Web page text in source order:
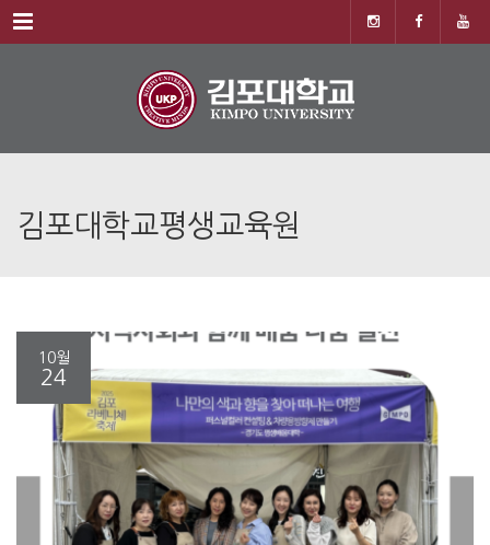
Menu
김포대학교평생교육원
10월
24